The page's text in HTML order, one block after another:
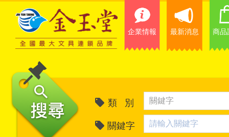
企業情報 最新消息 商品
類 別
關鍵字